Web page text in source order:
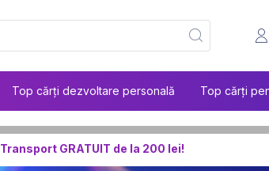
Top cărți dezvoltare personală Top cărți
Transport GRATUIT de la 200 lei!